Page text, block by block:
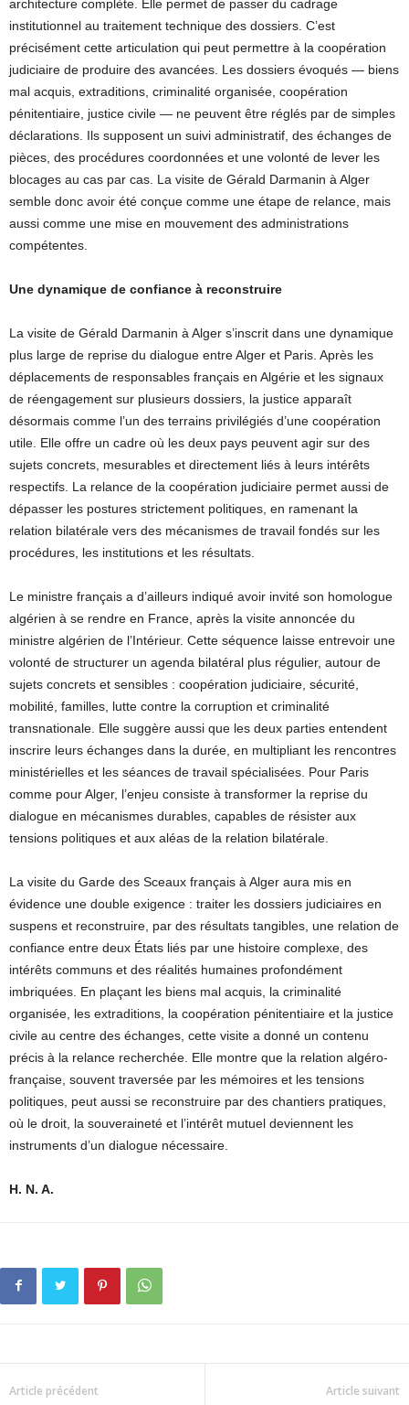
architecture complète. Elle permet de passer du cadrage
institutionnel au traitement technique des dossiers. C’est
précisément cette articulation qui peut permettre à la coopération
judiciaire de produire des avancées. Les dossiers évoqués — biens
mal acquis, extraditions, criminalité organisée, coopération
pénitentiaire, justice civile — ne peuvent être réglés par de simples
déclarations. Ils supposent un suivi administratif, des échanges de
pièces, des procédures coordonnées et une volonté de lever les
blocages au cas par cas. La visite de Gérald Darmanin à Alger
semble donc avoir été conçue comme une étape de relance, mais
aussi comme une mise en mouvement des administrations
compétentes.
Une dynamique de confiance à reconstruire
La visite de Gérald Darmanin à Alger s’inscrit dans une dynamique
plus large de reprise du dialogue entre Alger et Paris. Après les
déplacements de responsables français en Algérie et les signaux
de réengagement sur plusieurs dossiers, la justice apparaît
désormais comme l’un des terrains privilégiés d’une coopération
utile. Elle offre un cadre où les deux pays peuvent agir sur des
sujets concrets, mesurables et directement liés à leurs intérêts
respectifs. La relance de la coopération judiciaire permet aussi de
dépasser les postures strictement politiques, en ramenant la
relation bilatérale vers des mécanismes de travail fondés sur les
procédures, les institutions et les résultats.
Le ministre français a d’ailleurs indiqué avoir invité son homologue
algérien à se rendre en France, après la visite annoncée du
ministre algérien de l’Intérieur. Cette séquence laisse entrevoir une
volonté de structurer un agenda bilatéral plus régulier, autour de
sujets concrets et sensibles : coopération judiciaire, sécurité,
mobilité, familles, lutte contre la corruption et criminalité
transnationale. Elle suggère aussi que les deux parties entendent
inscrire leurs échanges dans la durée, en multipliant les rencontres
ministérielles et les séances de travail spécialisées. Pour Paris
comme pour Alger, l’enjeu consiste à transformer la reprise du
dialogue en mécanismes durables, capables de résister aux
tensions politiques et aux aléas de la relation bilatérale.
La visite du Garde des Sceaux français à Alger aura mis en
évidence une double exigence : traiter les dossiers judiciaires en
suspens et reconstruire, par des résultats tangibles, une relation de
confiance entre deux États liés par une histoire complexe, des
intérêts communs et des réalités humaines profondément
imbriquées. En plaçant les biens mal acquis, la criminalité
organisée, les extraditions, la coopération pénitentiaire et la justice
civile au centre des échanges, cette visite a donné un contenu
précis à la relance recherchée. Elle montre que la relation algéro-
française, souvent traversée par les mémoires et les tensions
politiques, peut aussi se reconstruire par des chantiers pratiques,
où le droit, la souveraineté et l’intérêt mutuel deviennent les
instruments d’un dialogue nécessaire.
H. N. A.
Article précédent Article suivant